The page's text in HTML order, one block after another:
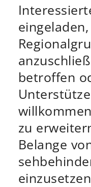
betroffen
zu
Belange